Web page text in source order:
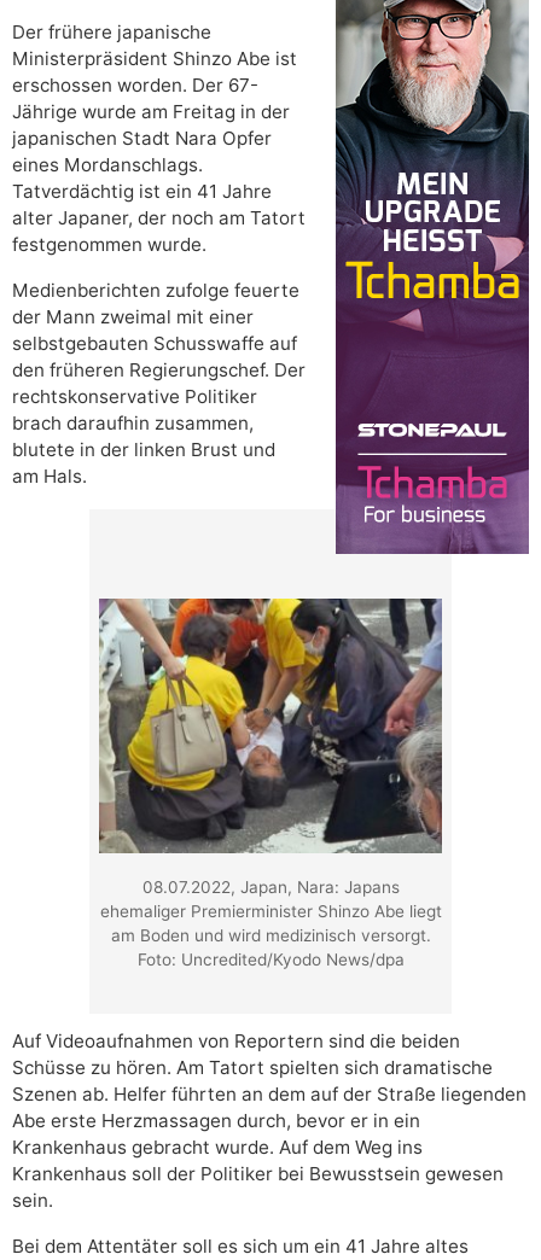
Der frühere japanische
Ministerpräsident Shinzo Abe ist
erschossen worden. Der 67-
Jährige wurde am Freitag in der
japanischen Stadt Nara Opfer
eines Mordanschlags.
Tatverdächtig ist ein 41 Jahre
alter Japaner, der noch am Tatort
festgenommen wurde.
Medienberichten zufolge feuerte
der Mann zweimal mit einer
selbstgebauten Schusswaffe auf
den früheren Regierungschef. Der
rechtskonservative Politiker
brach daraufhin zusammen,
blutete in der linken Brust und
am Hals.
08.07.2022, Japan, Nara: Japans
ehemaliger Premierminister Shinzo Abe liegt
am Boden und wird medizinisch versorgt.
Foto: Uncredited/Kyodo News/dpa
Auf Videoaufnahmen von Reportern sind die beiden
Schüsse zu hören. Am Tatort spielten sich dramatische
Szenen ab. Helfer führten an dem auf der Straße liegenden
Abe erste Herzmassagen durch, bevor er in ein
Krankenhaus gebracht wurde. Auf dem Weg ins
Krankenhaus soll der Politiker bei Bewusstsein gewesen
sein.
Bei dem Attentäter soll es sich um ein 41 Jahre altes